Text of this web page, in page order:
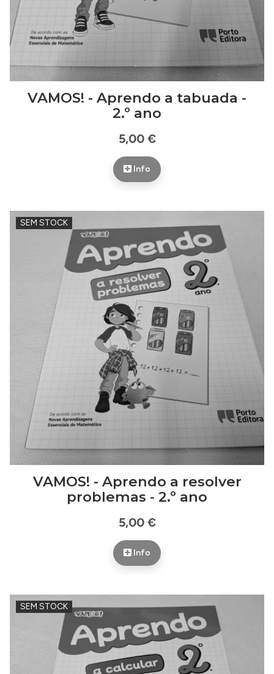
VAMOS! - Aprendo a tabuada -
2.º ano
5,00 €
Info
SEM STOCK
VAMOS! - Aprendo a resolver
problemas - 2.º ano
5,00 €
Info
SEM STOCK